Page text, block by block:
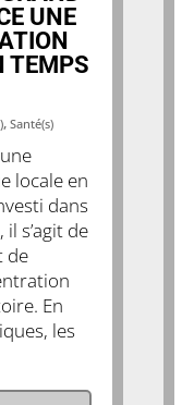
UNE
TEMPS
, Santé(s)
locale en
dans
s’agit de
de
En
les